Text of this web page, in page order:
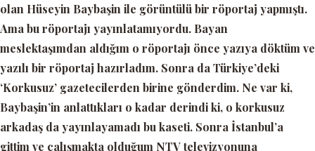
olan Hüseyin Baybaşin ile görüntülü bir röportaj yapmıştı.
Ama bu röportajı yayınlatamıyordu. Bayan
meslektaşımdan aldığım o röportajı önce yazıya döktüm ve
yazılı bir röportaj hazırladım. Sonra da Türkiye’deki
‘Korkusuz’ gazetecilerden birine gönderdim. Ne var ki,
Baybaşin’in anlattıkları o kadar derindi ki, o korkusuz
arkadaş da yayınlayamadı bu kaseti. Sonra İstanbul’a
gittim ve çalışmakta olduğum NTVtelevizyonuna